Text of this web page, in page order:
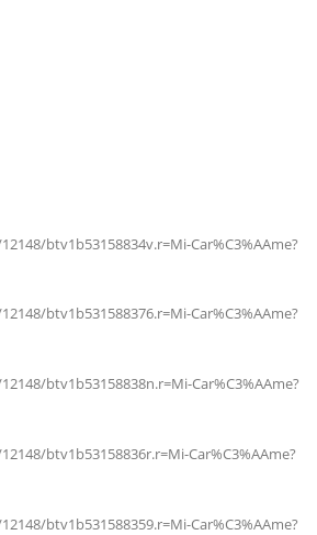
btv1b53158834v.r=Mi-Car%C3%AAme?
btv1b531588376.r=Mi-Car%C3%AAme?
btv1b53158838n.r=Mi-Car%C3%AAme?
btv1b53158836r.r=Mi-Car%C3%AAme?
btv1b531588359.r=Mi-Car%C3%AAme?